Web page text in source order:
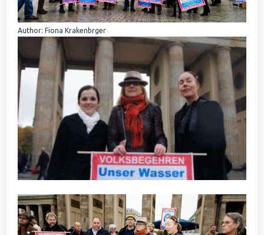
Author: Fiona Krakenbrger